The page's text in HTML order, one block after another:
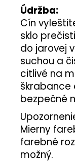
Údržba:
Cín
sklo
do jarovej
suchou a
citlivé na
škrabance
bezpečné
Mierny
farebné
možný.